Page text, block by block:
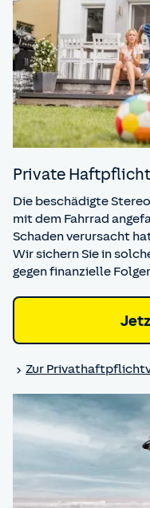
Private
Die beschädigte
mit dem Fahrrad
Schaden verursacht
Wir sichern Sie in
gegen finanzielle
Zur